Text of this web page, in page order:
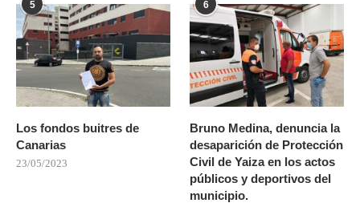
5
Los fondos buitres de
Canarias
23/05/2023
6
Bruno Medina, denuncia la
desaparición de Protección
Civil de Yaiza en los actos
públicos y deportivos del
municipio.